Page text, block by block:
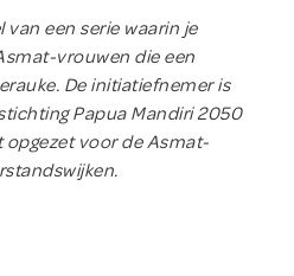
een serie waarin je
vrouwen die een
De initiatiefnemer is
Papua Mandiri 2050
voor de Asmat-